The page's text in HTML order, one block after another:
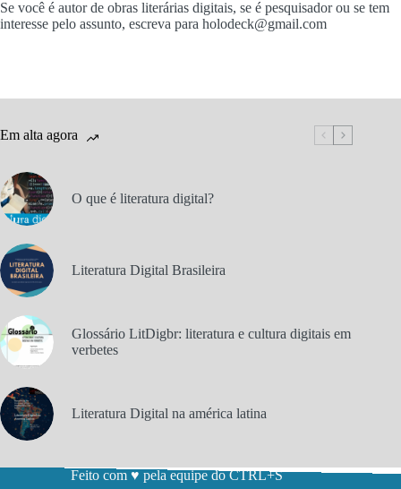
Se você é autor de obras literárias digitais, se é pesquisador ou se tem
interesse pelo assunto, escreva para holodeck@gmail.com
Em alta agora
O que é literatura digital?
Literatura Digital Brasileira
Glossário LitDigbr: literatura e cultura digitais em
verbetes
Literatura Digital na américa latina
Feito com ♥ pela equipe do CTRL+S